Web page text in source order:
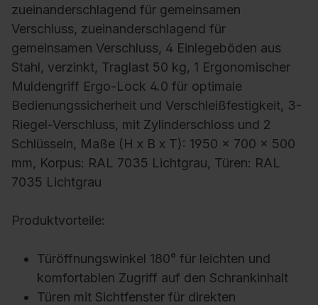
zueinanderschlagend für gemeinsamen
Verschluss, zueinanderschlagend für
gemeinsamen Verschluss, 4 Einlegeböden aus
Stahl, verzinkt, Traglast 50 kg, 1 Ergonomischer
Muldengriff Ergo-Lock 4.0 für optimale
Bedienungssicherheit und Verschleißfestigkeit, 3-
Riegel-Verschluss, mit Zylinderschloss und 2
Schlüsseln, Maße (H x B x T): 1950 x 700 x 500
mm, Korpus: RAL 7035 Lichtgrau, Türen: RAL
7035 Lichtgrau
Produktvorteile:
Türöffnungswinkel 180° für leichten und
komfortablen Zugriff auf den Schrankinhalt
Türen mit Sichtfenster für direkten